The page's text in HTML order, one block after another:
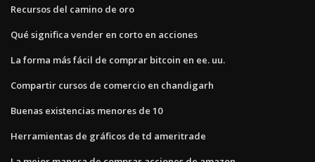
Recursos del camino de oro
Qué significa vender en corto en acciones
La forma más fácil de comprar bitcoin en ee. uu.
Compartir cursos de comercio en chandigarh
Buenas existencias menores de 10
Herramientas de gráficos de td ameritrade